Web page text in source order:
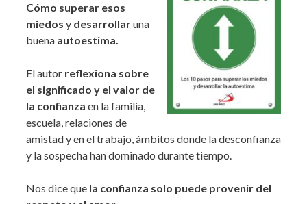
Cómo superar esos
miedos y desarrollaruna
buena autoestima.
El autor reflexiona sobre
el significado y el valor de
la confianza en la familia,
escuela, relaciones de
amistad y en el trabajo, ámbitos donde la desconfianza
y la sospecha han dominado durante tiempo.
Nos dice que la confianza solo puede provenir del